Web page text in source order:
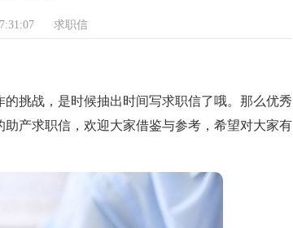
求职信
战，是时候抽出时间写求职信了哦。那么优秀
产求职信，欢迎大家借鉴与参考，希望对大家有